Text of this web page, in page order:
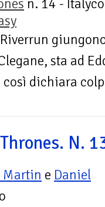
n. 14 -
sta ad
dichiara
N.
Martin e Daniel